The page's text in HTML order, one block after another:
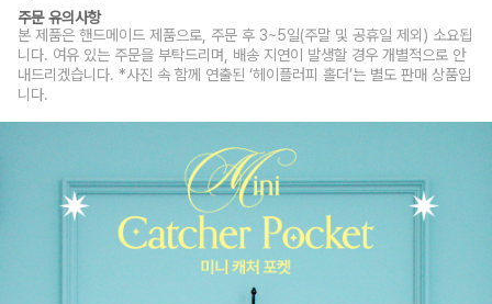
주문 유의사항
본 제품은 핸드메이드 제품으로, 주문 후 3~5일(주말 및 공휴일 제외) 소요됩
니다. 여유 있는 주문을 부탁드리며, 배송 지연이 발생할 경우 개별적으로 안
내드리겠습니다. *사진 속 함께 연출된 ‘헤이플러피 홀더’는 별도 판매 상품입
니다.